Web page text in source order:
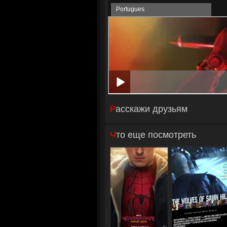
Portugues
Расскажи друзьям
Что еще посмотреть